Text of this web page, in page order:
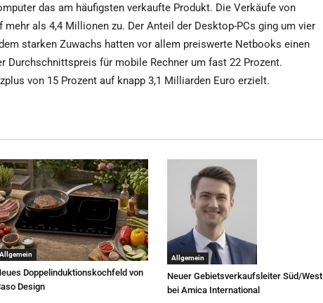
das am häufigsten verkaufte Produkt. Die Verkäufe von
als 4,4 Millionen zu. Der Anteil der Desktop-PCs ging um vier
starken Zuwachs hatten vor allem preiswerte Netbooks einen
Durchschnittspreis für mobile Rechner um fast 22 Prozent.
von 15 Prozent auf knapp 3,1 Milliarden Euro erzielt.
Allgemein
Doppelinduktionskochfeld von
Design
Allgemein
Neuer Gebietsverkaufsleiter Süd/West
bei Amica International